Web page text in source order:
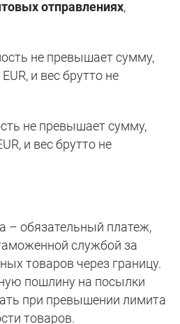
отправлениях,
не превышает сумму,
и вес брутто не
не превышает сумму,
и вес брутто не
– обязательный платеж,
службой за
товаров через границу.
пошлину на посылки
при превышении лимита
товаров.